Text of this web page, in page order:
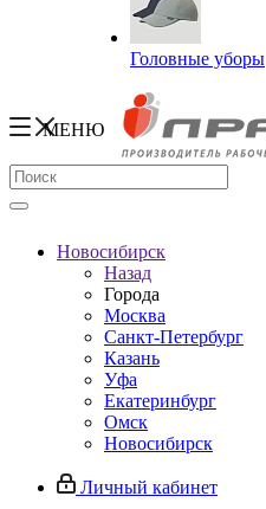
Головные уборы
МЕНЮ
Новосибирск
Назад
Города
Москва
Санкт-Петербург
Казань
Уфа
Екатеринбург
Омск
Новосибирск
Личный кабинет